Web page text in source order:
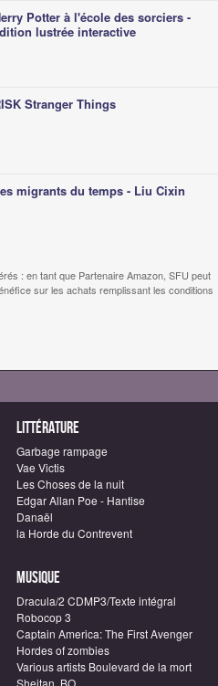
Potter à l'école des sorciers -
lustrée interactive
Stranger Things
migrants du temps - Liu Cixin
: en tant que Partenaire Amazon, SFU peut
sur les achats remplissant les conditions
Littérature
Garbage rampage
Vae Victis
Les Choses de la nuit
Edgar Allan Poe - Hantise
Danaël
la Horde du Contrevent
Musique
Dracula/2 CDMP3/Texte intégral
Robocop 3
Captain America: The First Avenger
Hordes of zombies
Various artists Boulevard de la mort
Sheitan, BO